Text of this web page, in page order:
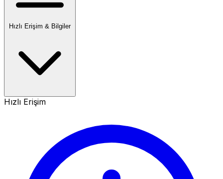
Hızlı Erişim & Bilgiler
Hızlı Erişim